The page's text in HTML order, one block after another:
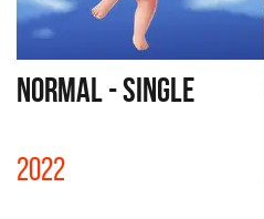
NORMAL - SINGLE
2022